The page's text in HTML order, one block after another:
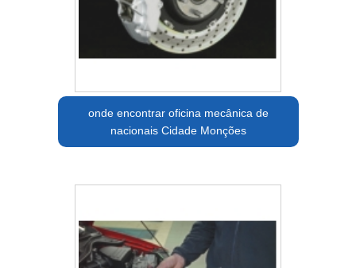
onde encontrar oficina mecânica de
nacionais Cidade Monções